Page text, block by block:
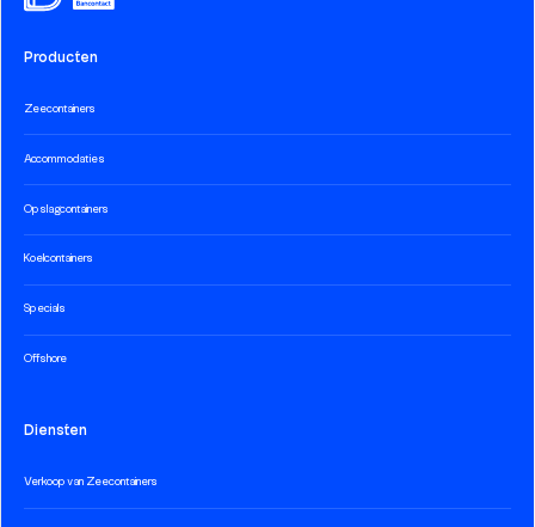
Producten
Zeecontainers
Accommodaties
Opslagcontainers
Koelcontainers
Specials
Offshore
Diensten
Verkoop van Zeecontainers